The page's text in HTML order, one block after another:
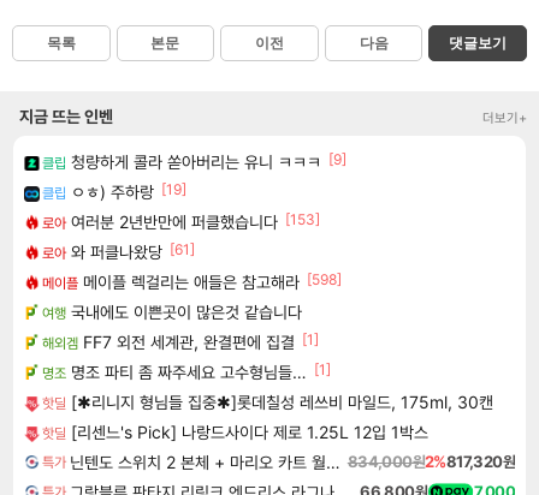
목록 본문 이전 다음 댓글보기
지금 뜨는 인벤 더보기+
클립 청량하게 콜라 쏟아버리는 유니 ㅋㅋㅋ
[9]
클립 ㅇㅎ) 주하랑 [19]
로아 여러분 2년반만에 퍼클했습니다 [153]
로아 와 퍼클나왔당 [61]
메이플 메이플 렉걸리는 애들은 참고해라 [598]
여행 국내에도 이쁜곳이 많은것 같습니다
해외겜 FF7 외전 세계관, 완결편에 집결 [1]
명조 명조 파티 좀 짜주세요 고수형님들… [1]
핫딜 [✱리니지 형님들 집중✱]롯데칠성 레쓰비 마일드, 175ml, 30캔
핫딜 [리센느's Pick] 나랑드사이다 제로 1.25L 12입 1박스
특가 닌텐도 스위치 2 본체 + 마리오 카트 월드 + 포켓몬 포코피아 번들 834,000원2%817,320원
특가